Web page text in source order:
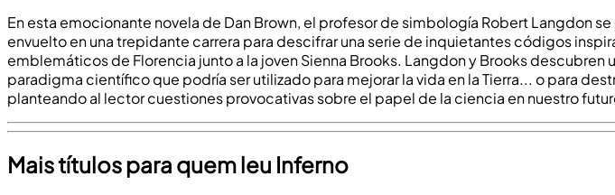
En esta emocionante novela de Dan Brown, el profesor de simbología Robert Langdon
envuelto en una trepidante carrera para descifrar una serie de inquietantes códigos
emblemáticos de Florencia junto a la joven Sienna Brooks. Langdon y Brooks
paradigma científico que podría ser utilizado para mejorar la vida en la Tierra... o para
planteando al lector cuestiones provocativas sobre el papel de la ciencia en nuestro
Mais títulos para quem leu Inferno